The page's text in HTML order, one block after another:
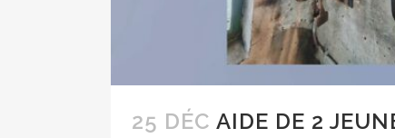
25 DÉC AIDE DE 2